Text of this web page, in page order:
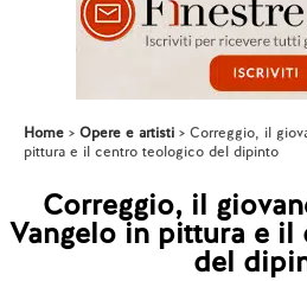
Home Opere e artisti
Correggio, il
pittura e il centro teologico del dipinto
Correggio, il
Vangelo in pittura e
del